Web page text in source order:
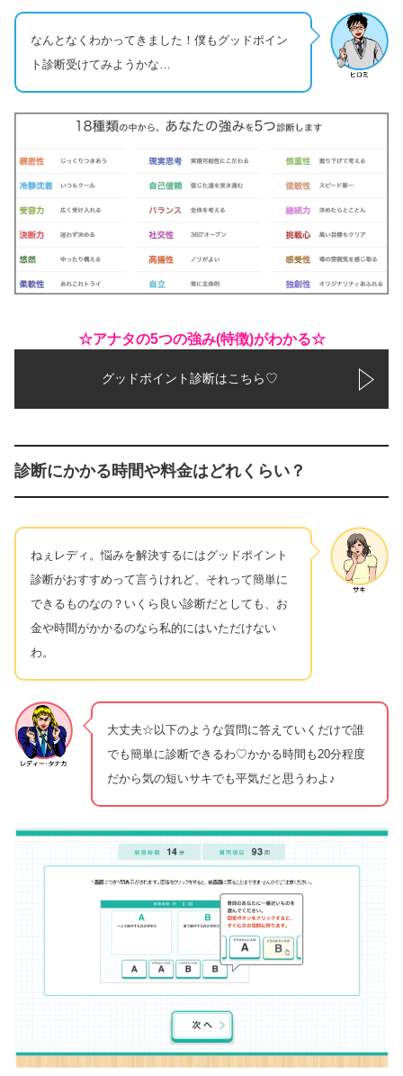
なんとなくわかってきました！僕もグッドポイン
ト診断受けてみようかな…
☆アナタの5つの強み(特徴)がわかる☆
グッドポイント診断はこちら♡
診断にかかる時間や料金はどれくらい？
ねぇレディ。悩みを解決するにはグッドポイント
診断がおすすめって言うけれど、それって簡単に
できるものなの？いくら良い診断だとしても、お
金や時間がかかるのなら私的にはいただけない
わ。
大丈夫☆以下のような質問に答えていくだけで誰
でも簡単に診断できるわ♡かかる時間も20分程度
だから気の短いサキでも平気だと思うわよ♪